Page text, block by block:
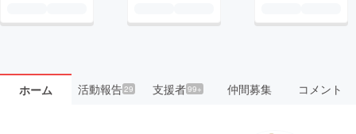
ホーム 活動報告29 支援者99+ 仲間募集 コメント